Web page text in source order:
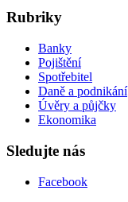
Rubriky
Banky
Pojištění
Spotřebitel
Daně a podnikání
Úvěry a půjčky
Ekonomika
Sledujte nás
Facebook